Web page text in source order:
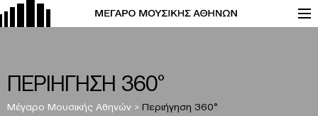
ΠΕΡΙΗΓΗΣΗ 360°
Μέγαρο Μουσικής Αθηνών > Περιήγηση 360°